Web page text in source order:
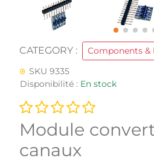
CATEGORY :
Components &
SKU 9335
Disponibilité : En stock
Module
canaux